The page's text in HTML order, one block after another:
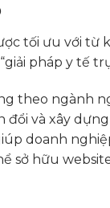
tối ưu với từ
pháp y tế
theo ngành
đổi và xây
doanh
sở hữu